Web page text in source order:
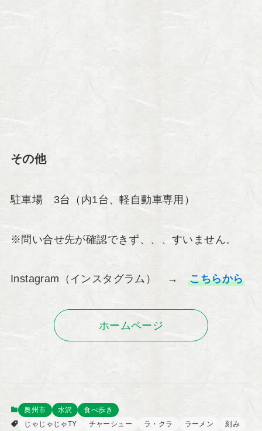
その他
駐車場 3台（内1台、軽自動車専用）
※問い合せ先が確認できず、、、すいません。
Instagram（インスタグラム） →こちらから
ホームページ
奥州市 水沢
食べ歩き
じゃじゃじゃTY
チャーシュー ラ・クラ ラーメン
刻み